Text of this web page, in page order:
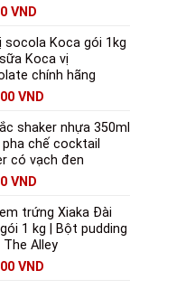
VND
socola Koca gói 1kg
sữa Koca vị
chính hãng
VND
shaker nhựa 350ml
pha chế cocktail
có vạch đen
VND
trứng Xiaka Đài
1 kg | Bột pudding
Alley
VND